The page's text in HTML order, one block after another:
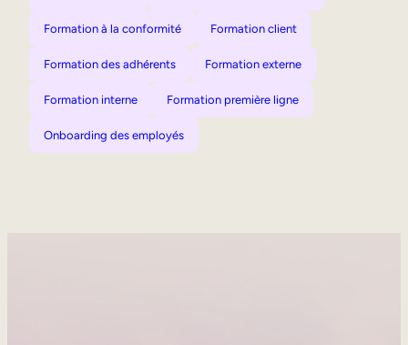
Formation à la conformité Formation client
Formation des adhérents Formation externe
Formation interne Formation première ligne
Onboarding des employés